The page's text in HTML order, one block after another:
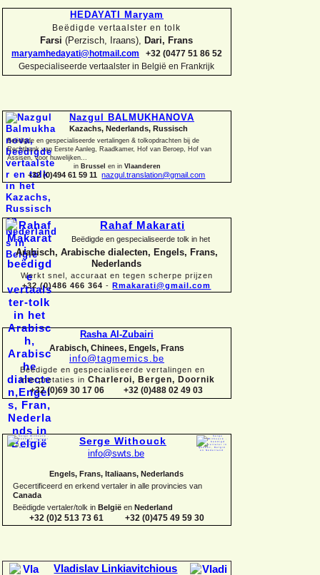
HEDAYATI Maryam
Beëdigde vertaalster en tolk
Farsi(Perzisch, Iraans), Dari, Frans
maryamhedayati@hotmail.com
+32 (0477 51 86 52
Gespecialiseerde vertaalster in België en Frankrijk
Nazgul BALMUKHANOVA
Kazachs, Nederlands, Russisch
Beëdigde en gespecialiseerde vertalingen & tolkopdrachten bij de
Rechtbank van Eerste Aanleg, Raadkamer, Hof van Beroep, Hof van
Assisen, voor huwelijken...
in Brussel en inVlaanderen
+32 (0)494 61 59 11nazgul.translation@gmail.com
Rahaf Makarati
Beëdigde en gespecialiseerde tolk in het
Arabisch, Arabische dialecten, Engels, Frans,
Nederlands
Werkt snel, accuraat en tegen scherpe prijzen
+32 (0)486 466 364 - Rmakarati@gmail.com
Rasha Al-Zubairi
Arabisch, Chinees, Engels, Frans
info@tagmemics.be
Beëdigde en gespecialiseerde vertalingen en
interpretaties in Charleroi, Bergen, Doornik
+32 (0)69 30 17 06 +32 (0)488 02 49 03
Serge Withouck
info@swts.be
Engels, Frans, Italiaans, Nederlands
Gecertificeerd en erkend vertaler in alle provincies van
Canada
Beëdigde vertaler/tolk in België en Nederland
+32 (0)2 513 73 61 +32 (0)475 49 59 30
Vladislav Linkiavitchious